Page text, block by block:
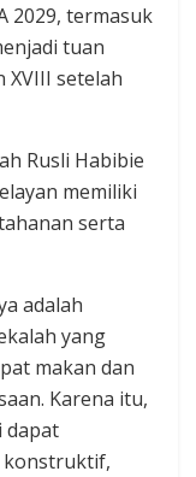
2029, termasuk
tuan
XVIII setelah
Rusli Habibie
memiliki
serta
adalah
yang
makan dan
Karena itu,
dapat
konstruktif,